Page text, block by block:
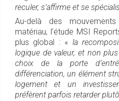
reculer, s’affirme et se
Au-delà des
matériau, l’étude MSI
plus global : « la
logique de valeur, et non
choix de la porte
différenciation, un élément
logement et un
préfèrent parfois retarder